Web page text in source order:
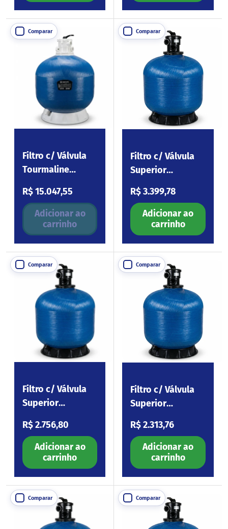
Comparar
Filtro c/ Válvula
Tourmaline
Preço normal
R$ 15.047,55
Adicionar ao
carrinho
Comparar
Filtro c/ Válvula
Superior
Preço normal
R$ 3.399,78
Adicionar ao
carrinho
Comparar
Filtro c/ Válvula
Superior
Preço normal
R$ 2.756,80
Adicionar ao
carrinho
Comparar
Filtro c/ Válvula
Superior
Preço normal
R$ 2.313,76
Adicionar ao
carrinho
Comparar Comparar